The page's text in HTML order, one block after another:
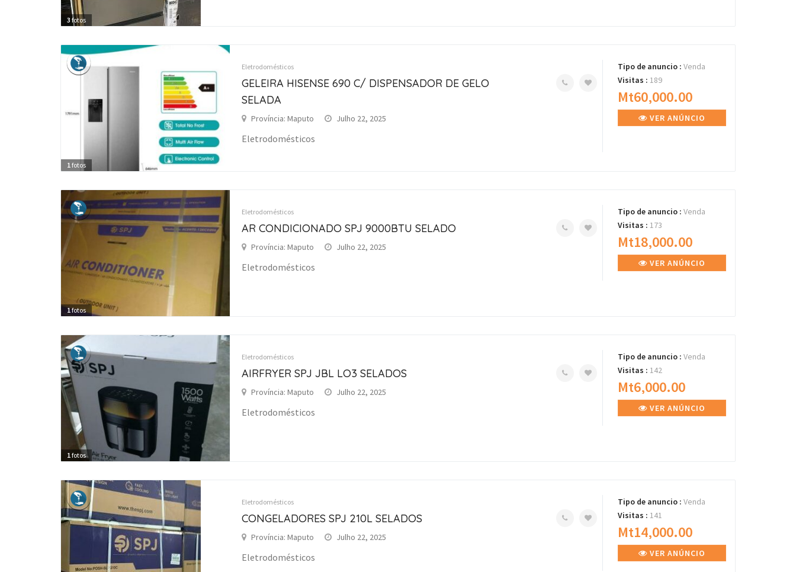
3 fotos
1fotos
Eletrodomésticos
GELEIRA HISENSE 690 C/ DISPENSADOR DE GELO
SELADA
Província: Maputo Julho 22, 2025
Eletrodomésticos
Tipo de anuncio : Venda
Visitas : 189
Mt60,000.00
VER ANÚNCIO
1fotos
Eletrodomésticos
AR CONDICIONADO SPJ 9000BTU SELADO
Província: Maputo Julho 22, 2025
Eletrodomésticos
Tipo de anuncio : Venda
Visitas : 173
Mt18,000.00
VER ANÚNCIO
1fotos
Eletrodomésticos
AIRFRYER SPJ JBL LO3 SELADOS
Província: Maputo Julho 22, 2025
Eletrodomésticos
Tipo de anuncio : Venda
Visitas : 142
Mt6,000.00
VER ANÚNCIO
Eletrodomésticos
CONGELADORES SPJ 210L SELADOS
Província: Maputo Julho 22, 2025
Eletrodomésticos
Tipo de anuncio : Venda
Visitas : 141
Mt14,000.00
VER ANÚNCIO